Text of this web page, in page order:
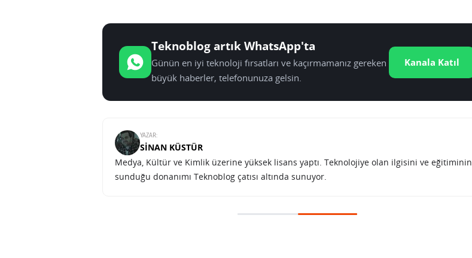
Teknoblog artık WhatsApp'ta
Günün en iyi teknoloji fırsatları ve kaçırmamanız gereken
büyük haberler, telefonunuza gelsin.
Kanala Katıl
YAZAR:
SINAN KÜSTÜR
Medya, Kültür ve Kimlik üzerine yüksek lisans yaptı. Teknolojiye olan ilgisini ve eğitiminin
sunduğu donanımı Teknoblog çatısı altında sunuyor.